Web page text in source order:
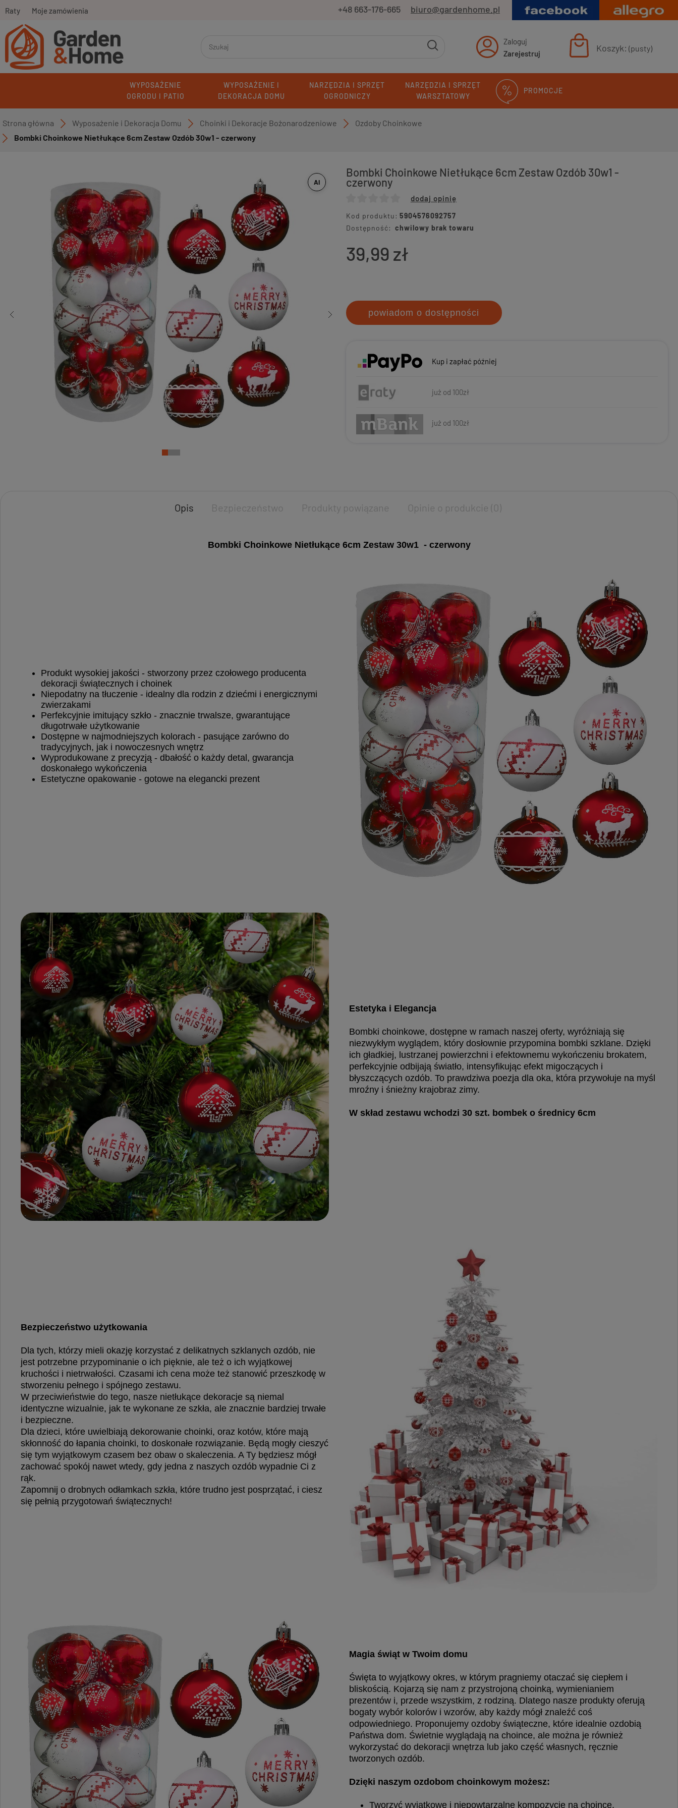
Raty Moje zamówienia +48 663-176-665 biuro@gardenhome.pl
Koszyk: (pusty)
Zaloguj
Zarejestruj
WYPOSAŻENIE
OGRODU I PATIO
WYPOSAŻENIE I
DEKORACJA DOMU
NARZĘDZIA I SPRZĘT
OGRODNICZY
NARZĘDZIA I SPRZĘT
WARSZTATOWY
PROMOCJE
Strona główna Wyposażenie i Dekoracja Domu Choinki i Dekoracje Bożonarodzeniowe Ozdoby Choinkowe
Bombki Choinkowe Nietłukące 6cm Zestaw Ozdób 30w1 - czerwony
AI
Bombki Choinkowe Nietłukące 6cm Zestaw Ozdób 30w1 -
czerwony
dodaj opinię
Kod produktu: 5904576092757
Dostępność: chwilowy brak towaru
39,99 zł
powiadom o dostępności
Kup i zapłać później
już od 100zł
już od 100zł
Opis Bezpieczeństwo Produkty powiązane Opinie o produkcie (0)
Bombki Choinkowe Nietłukące 6cm Zestaw 30w1 - czerwony
Produkt wysokiej jakości - stworzony przez czołowego producenta
dekoracji świątecznych i choinek
Niepodatny na tłuczenie - idealny dla rodzin z dziećmi i energicznymi
zwierzakami
Perfekcyjnie imitujący szkło - znacznie trwalsze, gwarantujące
długotrwałe użytkowanie
Dostępne w najmodniejszych kolorach - pasujące zarówno do
tradycyjnych, jak i nowoczesnych wnętrz
Wyprodukowane z precyzją - dbałość o każdy detal, gwarancja
doskonałego wykończenia
Estetyczne opakowanie - gotowe na elegancki prezent
Estetyka i Elegancja
Bombki choinkowe, dostępne w ramach naszej oferty, wyróżniają się
niezwykłym wyglądem, który dosłownie przypomina bombki szklane. Dzięki
ich gładkiej, lustrzanej powierzchni i efektownemu wykończeniu brokatem,
perfekcyjnie odbijają światło, intensyfikując efekt migoczących i
błyszczących ozdób. To prawdziwa poezja dla oka, która przywołuje na myśl
mroźny i śnieżny krajobraz zimy.
W skład zestawu wchodzi 30 szt. bombek o średnicy 6cm
Bezpieczeństwo użytkowania
Dla tych, którzy mieli okazję korzystać z delikatnych szklanych ozdób, nie
jest potrzebne przypominanie o ich pięknie, ale też o ich wyjątkowej
kruchości i nietrwałości. Czasami ich cena może też stanowić przeszkodę w
stworzeniu pełnego i spójnego zestawu.
W przeciwieństwie do tego, nasze nietłukące dekoracje są niemal
identyczne wizualnie, jak te wykonane ze szkła, ale znacznie bardziej trwałe
i bezpieczne.
Dla dzieci, które uwielbiają dekorowanie choinki, oraz kotów, które mają
skłonność do łapania choinki, to doskonałe rozwiązanie. Będą mogły cieszyć
się tym wyjątkowym czasem bez obaw o skaleczenia. A Ty będziesz mógł
zachować spokój nawet wtedy, gdy jedna z naszych ozdób wypadnie Ci z
rąk.
Zapomnij o drobnych odłamkach szkła, które trudno jest posprzątać, i ciesz
się pełnią przygotowań świątecznych!
Magia świąt w Twoim domu
Święta to wyjątkowy okres, w którym pragniemy otaczać się ciepłem i
bliskością. Kojarzą się nam z przystrojoną choinką, wymienianiem
prezentów i, przede wszystkim, z rodziną. Dlatego nasze produkty oferują
bogaty wybór kolorów i wzorów, aby każdy mógł znaleźć coś
odpowiedniego. Proponujemy ozdoby świąteczne, które idealnie ozdobią
Państwa dom. Świetnie wyglądają na choince, ale można je również
wykorzystać do dekoracji wnętrza lub jako część własnych, ręcznie
tworzonych ozdób.
Dzięki naszym ozdobom choinkowym możesz:
Tworzyć wyjątkowe i niepowtarzalne kompozycje na choince.